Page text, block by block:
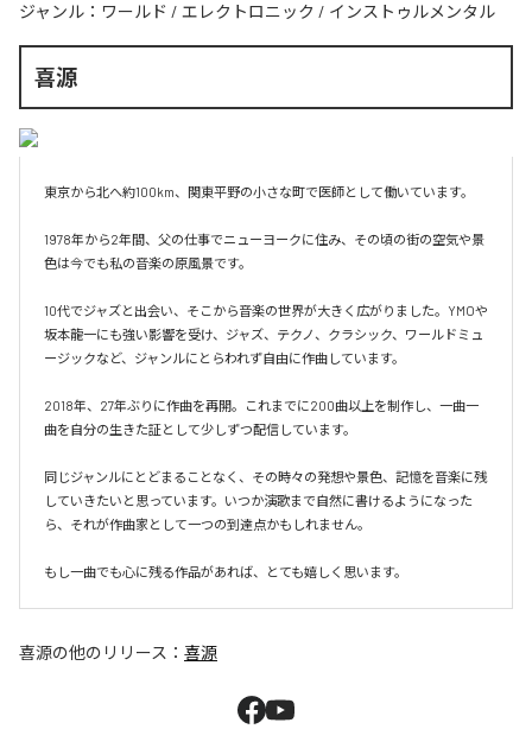
ジャンル： ワールド / エレクトロニック / インストゥルメンタル
喜源
東京から北へ約100km、関東平野の小さな町で医師として働いています。
1978年から2年間、父の仕事でニューヨークに住み、その頃の街の空気や景
色は今でも私の音楽の原風景です。
10代でジャズと出会い、そこから音楽の世界が大きく広がりました。YMOや
坂本龍一にも強い影響を受け、ジャズ、テクノ、クラシック、ワールドミュ
ージックなど、ジャンルにとらわれず自由に作曲しています。
2018年、27年ぶりに作曲を再開。これまでに200曲以上を制作し、一曲一
曲を自分の生きた証として少しずつ配信しています。
同じジャンルにとどまることなく、その時々の発想や景色、記憶を音楽に残
していきたいと思っています。いつか演歌まで自然に書けるようになった
ら、それが作曲家として一つの到達点かもしれません。
もし一曲でも心に残る作品があれば、とても嬉しく思います。
喜源の他のリリース： 喜源